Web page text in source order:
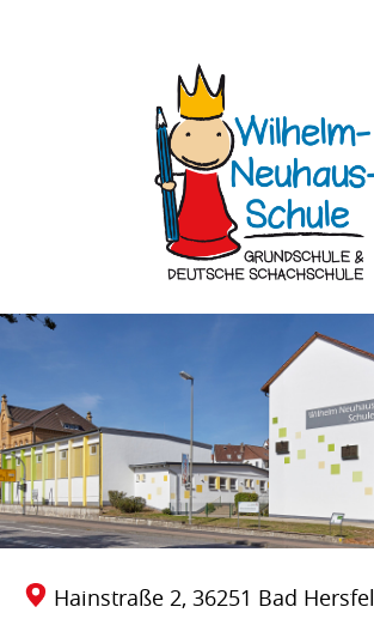
Hainstraße 2, 36251 Bad